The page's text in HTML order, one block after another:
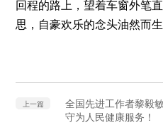
回程的路上，望着车窗外笔
思，自豪欢乐的念头油然而
上一篇
全国先进工作者黎毅
守为人民健康服务！